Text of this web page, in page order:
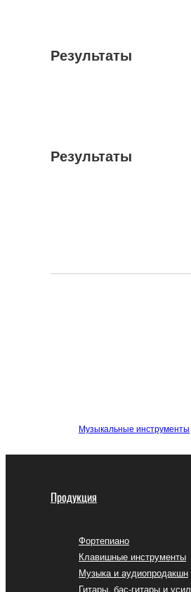
Результаты
Результаты
Музыкальные инструменты
Продукция
Фортепиано
Клавишные инструменты
Музыка и аудиопродакшн
Гитары, бас-гитары и